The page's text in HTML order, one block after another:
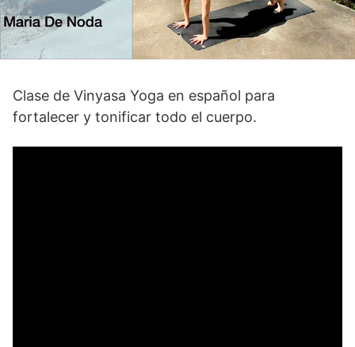
Clase de Vinyasa Yoga en español para
fortalecer y tonificar todo el cuerpo.